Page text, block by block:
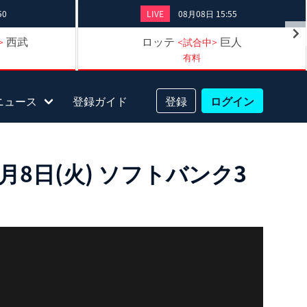
西武
LIVE 08月08日 15:55
ロッテ <試合中> 巨人
有料
ュース 登録ガイド 登録 ログイン
8日(火) ソフトバンク3